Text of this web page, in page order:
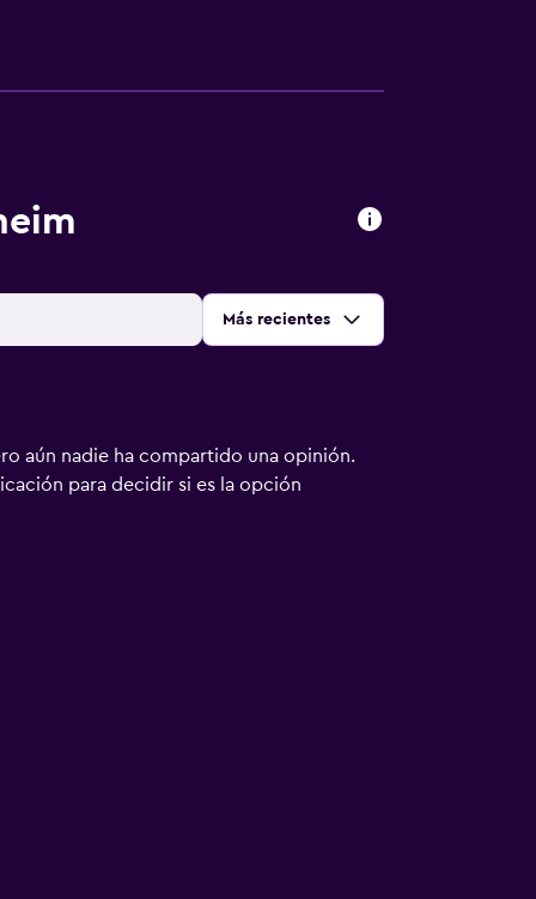
Ordenar por:
Más recientes
aún nadie ha compartido una opinión.
para decidir si es la opción